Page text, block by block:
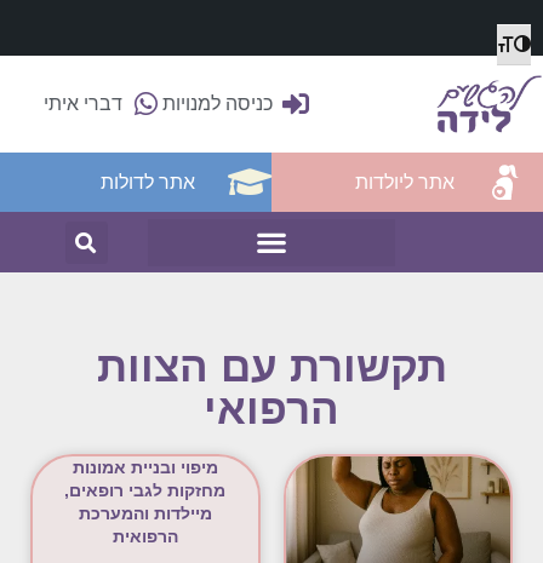
הפעל/כבה ניגודיות גבוהה
מתג גודל גופן
כניסה למנויות דברי איתי
אתר ליולדות אתר לדולות
תקשורת עם הצוות
הרפואי
מיפוי ובניית אמונות
מחזקות לגבי רופאים,
מיילדות והמערכת
הרפואית